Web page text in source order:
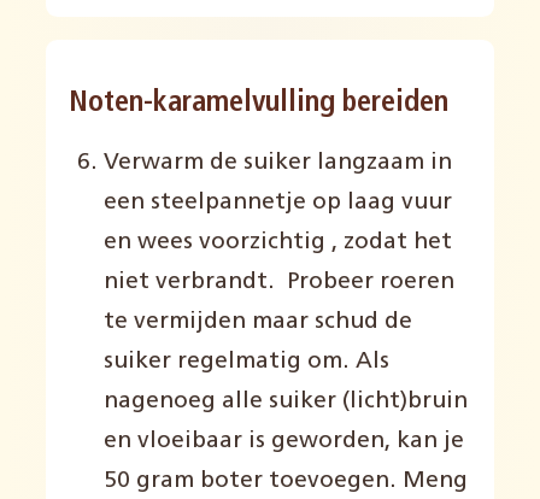
Noten-karamelvulling bereiden
Verwarm de suiker langzaam in
een steelpannetje op laag vuur
en wees voorzichtig , zodat het
niet verbrandt.
Probeer roeren
te vermijden maar schud de
suiker regelmatig om. Als
nagenoeg alle suiker (licht)bruin
en vloeibaar is geworden, kan je
50 gram boter toevoegen. Meng